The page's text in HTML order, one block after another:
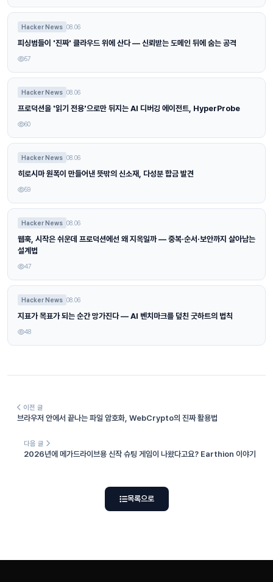
Hacker News 08.06
피싱범들이 '진짜' 클라우드 위에 산다 — 신뢰받는 도메인 뒤에 숨는 공격
57
Hacker News 08.06
프로덕션을 '읽기 전용'으로만 뒤지는 AI 디버깅 에이전트, HyperProbe
60
Hacker News 08.06
히로시마 원폭이 만들어낸 뜻밖의 신소재, 다성분 합금 발견
59
Hacker News 08.06
웹훅, 시작은 쉬운데 프로덕션에선 왜 지옥일까 — 중복·순서·보안까지 살아남는
설계법
47
Hacker News 08.06
지표가 목표가 되는 순간 망가진다 — AI 벤치마크를 덮친 굿하트의 법칙
48
이전 글
브라우저 안에서 끝나는 파일 암호화, WebCrypto의 진짜 활용법
다음 글
2026년에 메가드라이브용 신작 슈팅 게임이 나왔다고요? Earthion 이야기
목록으로